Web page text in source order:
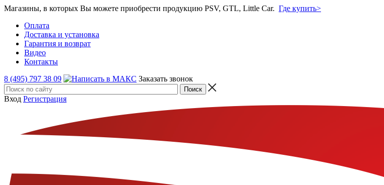
Магазины, в которых Вы можете приобрести продукцию PSV, GTL, Little Car. Где купить>
Оплата
Доставка и установка
Гарантия и возврат
Видео
Контакты
8 (495) 797 38 09
Заказать звонок
Вход Регистрация